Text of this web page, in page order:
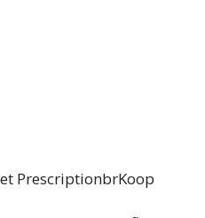
PrescriptionbrKoop